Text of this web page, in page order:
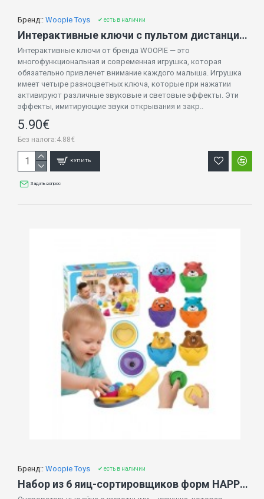
Бренд:: Woopie Toys ✔ есть в наличии
Интерактивные ключи с пультом дистанционного управления и прорезывателем 2-в-1 47665
Интерактивные ключи от бренда WOOPIE — это
многофункциональная и современная игрушка, которая
обязательно привлечет внимание каждого малыша. Игрушка
имеет четыре разноцветных ключа, которые при нажатии
активируют различные звуковые и световые эффекты. Эти
эффекты, имитирующие звуки открывания и закр..
5.90€
Без налога:4.88€
КУПИТЬ
Задать вопрос
Бренд:: Woopie Toys ✔ есть в наличии
Набор из 6 яиц-сортировщиков форм HAPPY ANIMALS, 54139